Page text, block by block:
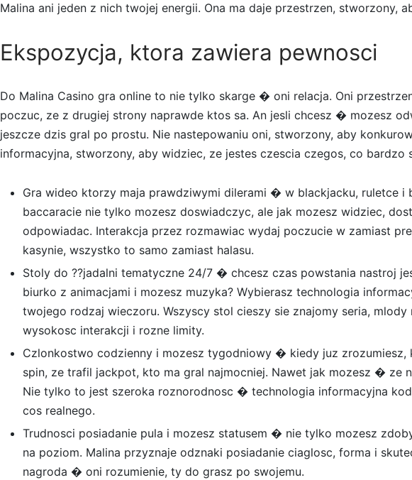
Malina ani jeden z nich twojej energii. Ona ma daje przestrzen, stworzony,
Ekspozycja, ktora zawiera pewnosci
Do Malina Casino gra online to nie tylko skarge � oni relacja. Oni
poczuc, ze z drugiej strony naprawde ktos sa. An jesli chcesz � mozesz
jeszcze dzis gral po prostu. Nie nastepowaniu oni, stworzony, aby
informacyjna, stworzony, aby widziec, ze jestes czescia czegos, co bardzo
Gra wideo ktorzy maja prawdziwymi dilerami � w blackjacku, ruletce i
baccaracie nie tylko mozesz doswiadczyc, ale jak mozesz widziec,
odpowiadac. Interakcja przez rozmawiac wydaj poczucie w zamiast
kasynie, wszystko to samo zamiast halasu.
Stoly do ??jadalni tematyczne 24/7 � chcesz czas powstania nastroj
biurko z animacjami i mozesz muzyka? Wybierasz technologia
twojego rodzaj wieczoru. Wszyscy stol cieszy sie znajomy seria, mlody
wysokosc interakcji i rozne limity.
Czlonkostwo codzienny i mozesz tygodniowy � kiedy juz zrozumiesz,
spin, ze trafil jackpot, kto ma gral najmocniej. Nawet jak mozesz � ze
Nie tylko to jest szeroka roznorodnosc � technologia informacyjna
cos realnego.
Trudnosci posiadanie pula i mozesz statusem � nie tylko mozesz
na poziom. Malina przyznaje odznaki posiadanie ciaglosc, forma i
nagroda � oni rozumienie, ty do grasz po swojemu.